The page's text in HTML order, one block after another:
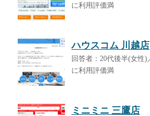
に利用評価満
ハウスコム 川越店
回答者：20代後半(女性)
に利用評価満
ミニミニ 三鷹店